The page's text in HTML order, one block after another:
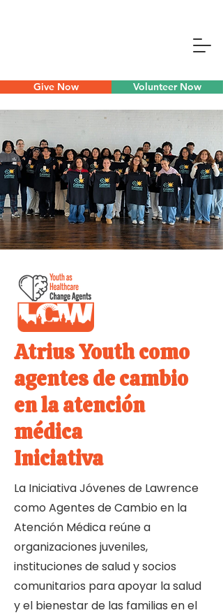
Give Now Volunteer Now
Atrius Youth como
agentes de cambio
en la atención
médica
Iniciativa
La Iniciativa Jóvenes de Lawrence
como Agentes de Cambio en la
Atención Médica reúne a
organizaciones juveniles,
instituciones de salud y socios
comunitarios para apoyar la salud
y el bienestar de las familias en el